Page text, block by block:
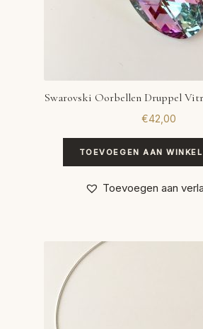
Swarovski Oorbellen Druppel
€42,00
TOEVOEGEN AAN
Toevoegen aan